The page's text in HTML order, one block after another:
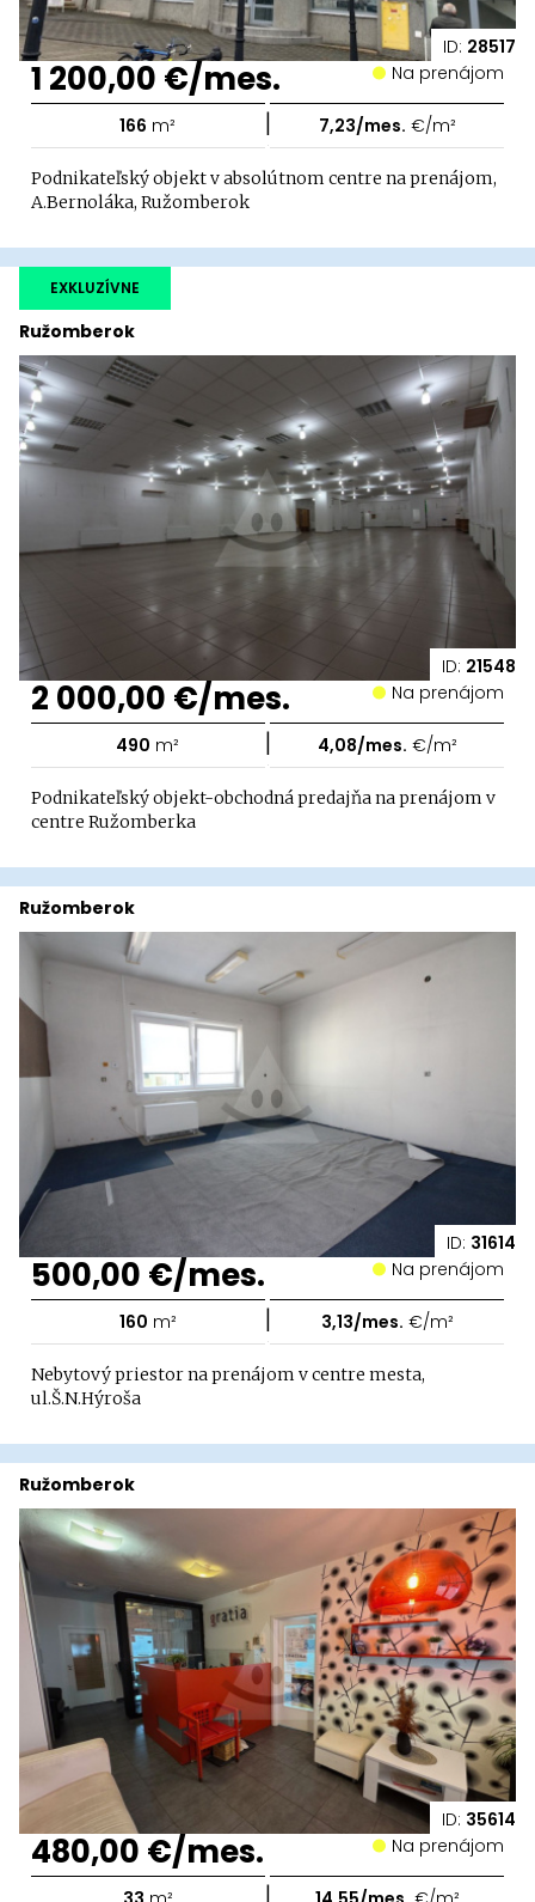
ID: 28517
1 200,00 €/mes. Na prenájom
166 m² | 7,23/mes. €/m²
Podnikateľský objekt v absolútnom centre na prenájom,
A.Bernoláka, Ružomberok
ID: 21548
Ružomberok
EXKLUZÍVNE
2 000,00 €/mes. Na prenájom
490 m² | 4,08/mes. €/m²
Podnikateľský objekt-obchodná predajňa na prenájom v
centre Ružomberka
ID: 31614
Ružomberok
500,00 €/mes. Na prenájom
160 m² | 3,13/mes. €/m²
Nebytový priestor na prenájom v centre mesta,
ul.Š.N.Hýroša
ID: 35614
Ružomberok
480,00 €/mes. Na prenájom